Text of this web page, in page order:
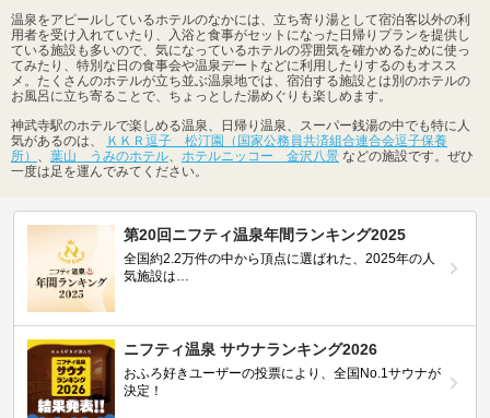
温泉をアピールしているホテルのなかには、立ち寄り湯として宿泊客以外の利
用者を受け入れていたり、入浴と食事がセットになった日帰りプランを提供し
ている施設も多いので、気になっているホテルの雰囲気を確かめるために使っ
てみたり、特別な日の食事会や温泉デートなどに利用したりするのもオスス
メ。たくさんのホテルが立ち並ぶ温泉地では、宿泊する施設とは別のホテルの
お風呂に立ち寄ることで、ちょっとした湯めぐりも楽しめます。
神武寺駅のホテルで楽しめる温泉、日帰り温泉、スーパー銭湯の中でも特に人
気があるのは、
ＫＫＲ逗子 松汀園（国家公務員共済組合連合会逗子保養
所）
葉山 うみのホテル ホテルニッコー 金沢八景 などの施設です。ぜひ
一度は足を運んでみてください。
第20回ニフティ温泉年間ランキング2025
全国約2.2万件の中から頂点に選ばれた、2025年の人
気施設は…
ニフティ温泉 サウナランキング2026
おふろ好きユーザーの投票により、全国No.1サウナが
決定！